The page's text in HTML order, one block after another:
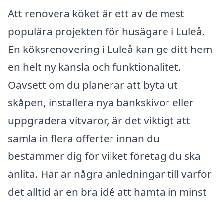
Att renovera köket är ett av de mest
populära projekten för husägare i Luleå.
En köksrenovering i Luleå kan ge ditt hem
en helt ny känsla och funktionalitet.
Oavsett om du planerar att byta ut
skåpen, installera nya bänkskivor eller
uppgradera vitvaror, är det viktigt att
samla in flera offerter innan du
bestämmer dig för vilket företag du ska
anlita. Här är några anledningar till varför
det alltid är en bra idé att hämta in minst